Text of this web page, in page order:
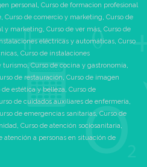
personal, Curso de formacion profesional
, Curso de comercio y marketing, Curso de
y marketing, Curso de ver más, Curso de
eléctricas y automáticas, Curso
, Curso de instalaciones
turismo,Curso de cocina y gastronomía,
de restauración, Curso de imagen
de estética y belleza, Curso de
de cuidados auxiliares de enfermería,
de emergencias sanitarias,Curso de
, Curso de atención sociosanitaria,
atención a personas en situación de